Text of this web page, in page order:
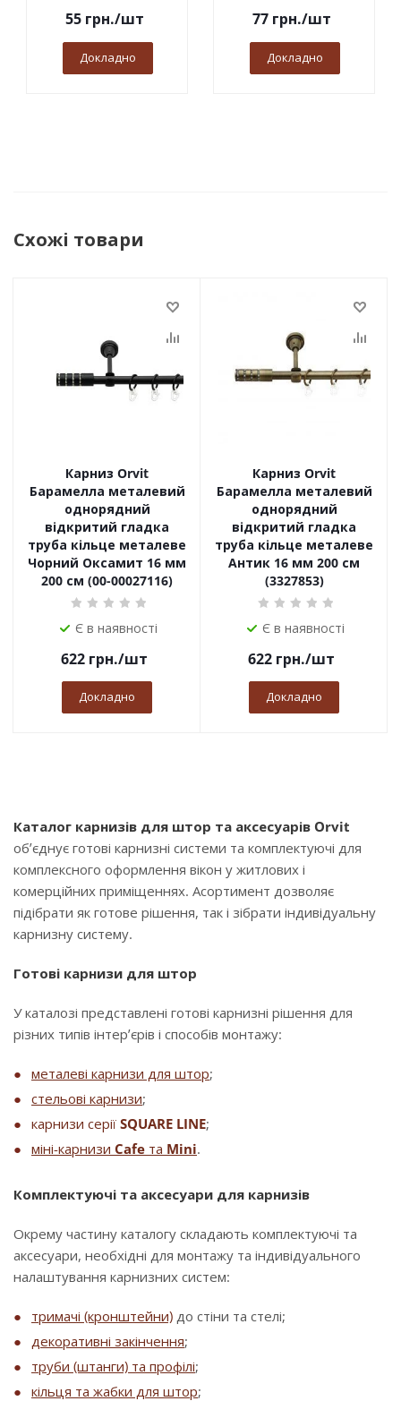
55грн./шт
Докладно
77грн./шт
Докладно
Схожі товари
Карниз Orvit
Барамелла металевий
однорядний
відкритий гладка
труба кільце металеве
Чорний Оксамит 16 мм
200 см (00-00027116)
Є в наявності
622грн./шт
Докладно
Карниз Orvit
Барамелла металевий
однорядний
відкритий гладка
труба кільце металеве
Антик 16 мм 200 см
(3327853)
Є в наявності
622грн./шт
Докладно
Каталог карнизів для штор та аксесуарів Orvit
об’єднує готові карнизні системи та комплектуючі для
комплексного оформлення вікон у житлових і
комерційних приміщеннях. Асортимент дозволяє
підібрати як готове рішення, так і зібрати індивідуальну
карнизну систему.
Готові карнизи для штор
У каталозі представлені готові карнизні рішення для
різних типів інтер’єрів і способів монтажу:
металеві карнизи для штор;
стельові карнизи;
карнизи серії SQUARE LINE;
міні-карнизи Cafe та Mini.
Комплектуючі та аксесуари для карнизів
Окрему частину каталогу складають комплектуючі та
аксесуари, необхідні для монтажу та індивідуального
налаштування карнизних систем:
тримачі (кронштейни) до стіни та стелі;
декоративні закінчення;
труби (штанги) та профілі;
кільця та жабки для штор;